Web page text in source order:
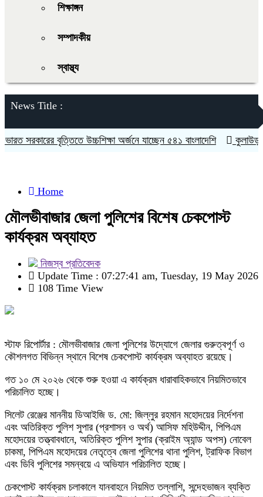
শিক্ষাঙ্গন
সম্পাদকীয়
স্বাস্থ্য
News Title :
সরকারের বৃত্তিতে উচ্চশিক্ষা অর্জনে যাচ্ছেন ৫৪১ বাংলাদেশি কুলাউড়ায়
Home
মৌলভীবাজার জেলা পুলিশের বিশেষ চেকপোস্ট
কার্যক্রম অব্যাহত
নিজস্ব প্রতিবেদক
Update Time : 07:27:41 am, Tuesday, 19 May 2026
108 Time View
স্টাফ রিপোর্টার : মৌলভীবাজার জেলা পুলিশের উদ্যোগে জেলার গুরুত্বপূর্ণ ও
কৌশলগত বিভিন্ন স্থানে বিশেষ চেকপোস্ট কার্যক্রম অব্যাহত রয়েছে।
গত ১০ মে ২০২৬ থেকে শুরু হওয়া এ কার্যক্রম ধারাবাহিকভাবে নিয়মিতভাবে
পরিচালিত হচ্ছে।
সিলেট রেঞ্জের মাননীয় ডিআইজি ড. মো: জিল্‌লুর রহমান মহোদয়ের নির্দেশনা
এবং অতিরিক্ত পুলিশ সুপার (প্রশাসন ও অর্থ) আসিফ মহিউদ্দীন, পিপিএম
মহোদয়ের তত্ত্বাবধানে, অতিরিক্ত পুলিশ সুপার (ক্রাইম অ্যান্ড অপস) নোবেল
চাকমা, পিপিএম মহোদয়ের নেতৃত্বে জেলা পুলিশের থানা পুলিশ, ট্রাফিক বিভাগ
এবং ডিবি পুলিশের সমন্বয়ে এ অভিযান পরিচালিত হচ্ছে।
চেকপোস্ট কার্যক্রম চলাকালে যানবাহনে নিয়মিত তল্লাশি, সন্দেহভাজন ব্যক্তি